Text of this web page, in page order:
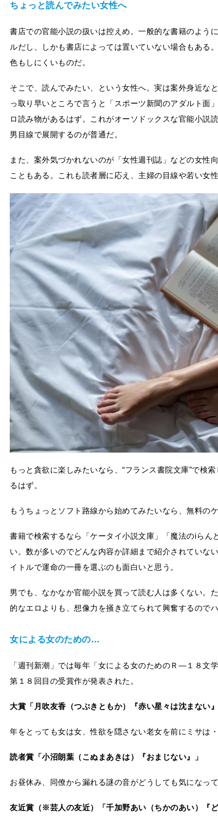
ちょっと読んでみたい女性へ
書店での官能小説の扱いは控えめ。一般的な書籍のよう
ルだし、しかも書店によっては置いていない場合もある
色もしにくいものだ。
そこで、読んでみたい、という女性へ。実は案外身近な
っ取り早いところで言うと「スポーツ新聞のアダルト面
ロ読み物があるはず。これがオーソドックスな官能小説
男目線で展開するのが普通だ。
また、案外気づかれないのが「女性週刊誌」などの女性
こともある。これも読者層に応え、主婦の目線や若い女
もっと貪欲に楽しみたいなら、“フランス書院文庫”で検
るはず。
もうちょっとソフト路線から始めてみたいなら、無料の
書籍で検索するなら「ケータイ小説文庫」「魔法のiら
い。数が多いのでどんな内容か詳細まで紹介されていな
イトルで運命の一冊を選ぶのも面白いと思う。
男でも、なかなか官能小説を買って読む人は多くない。
的なエロよりも、想像力を掻き立てられて興奮するので
女による女のための…
「週刊新潮」では毎年「女による女のためのＲ―１８文
第１８回目の受賞作が発表された。
大賞「月吹友香（つぶきともか）『赤い星々は沈まない
年をとっても女は女、性欲を隠さない老女を前にミサは
読者賞「小沼朗葉（こぬまあきは）『おまじない』」
お昼休み、同僚から漏れる謎の音がどうしても気になっ
友近賞（※芸人の友近）「千加野あい（ちかのあい）『